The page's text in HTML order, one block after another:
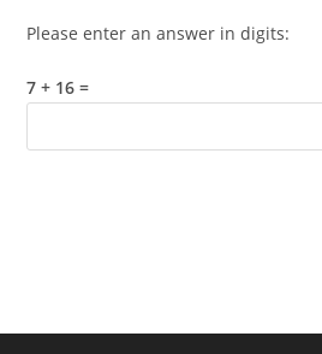
Please enter an answer in digits:
7 + 16 =